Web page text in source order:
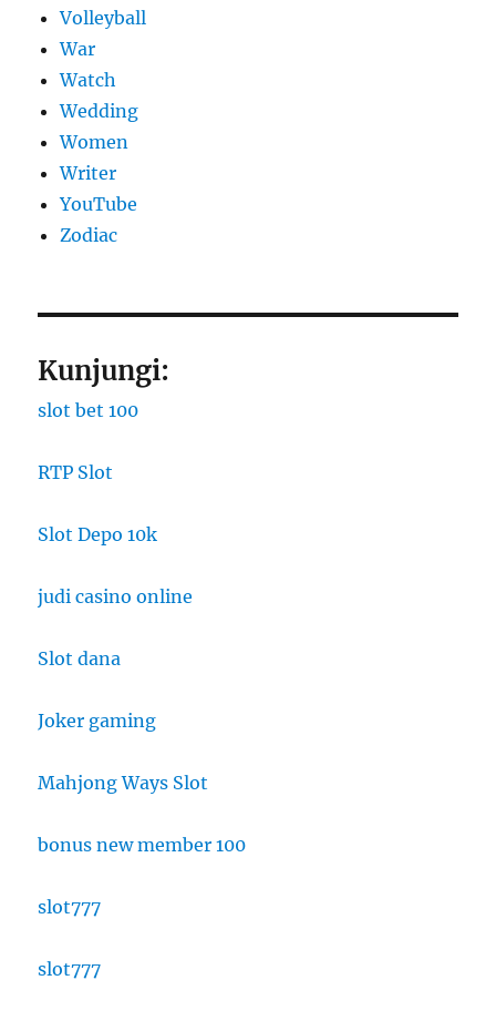
Volleyball
War
Watch
Wedding
Women
Writer
YouTube
Zodiac
Kunjungi:
slot bet 100
RTP Slot
Slot Depo 10k
judi casino online
Slot dana
Joker gaming
Mahjong Ways Slot
bonus new member 100
slot777
slot777